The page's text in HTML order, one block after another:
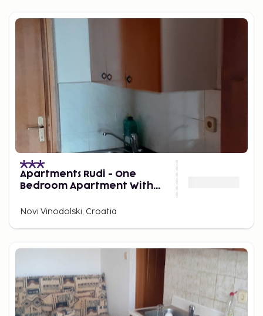
Apartments Rudi - One
Bedroom Apartment With
Novi Vinodolski, Croatia